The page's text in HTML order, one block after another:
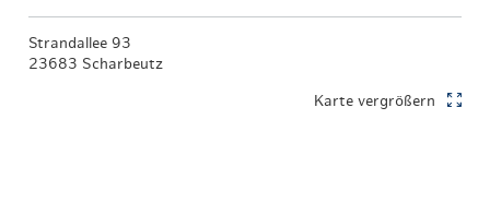
Strandallee 93
23683 Scharbeutz
Karte vergrößern